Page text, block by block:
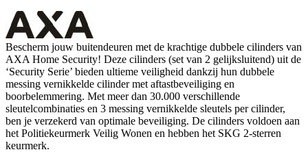
Bescherm jouw buitendeuren met de krachtige dubbele cilinders van
AXA Home Security! Deze cilinders (set van 2 gelijksluitend) uit de
‘Security Serie’ bieden ultieme veiligheid dankzij hun dubbele
messing vernikkelde cilinder met aftastbeveiliging en
boorbelemmering. Met meer dan 30.000 verschillende
sleutelcombinaties en 3 messing vernikkelde sleutels per cilinder,
ben je verzekerd van optimale beveiliging. De cilinders voldoen aan
het Politiekeurmerk Veilig Wonen en hebben het SKG 2-sterren
keurmerk.